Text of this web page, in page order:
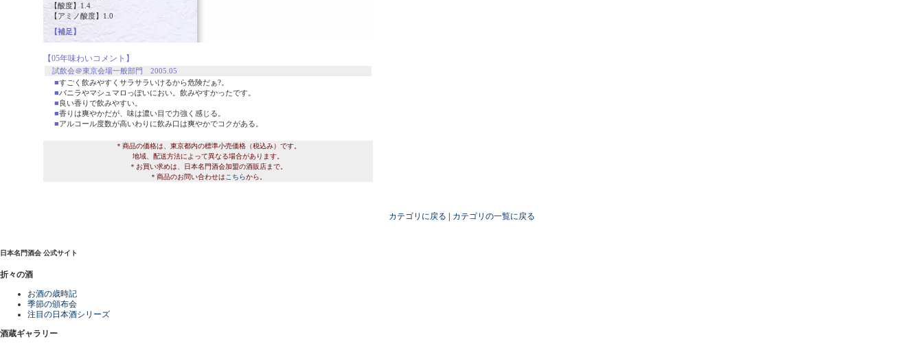
【酸度】1.4
【アミノ酸度】1.0
【補足】
【05年味わいコメント】
試飲会＠東京会場一般部門 2005.05
■すごく飲みやすくサラサラいけるから危険だぁ?。
■バニラやマシュマロっぽいにおい。飲みやすかったです。
■良い香りで飲みやすい。
■香りは爽やかだが、味は濃い目で力強く感じる。
■アルコール度数が高いわりに飲み口は爽やかでコクがある。
＊商品の価格は、東京都内の標準小売価格（税込み）です。
地域、配送方法によって異なる場合があります。
＊お買い求めは、日本名門酒会加盟の酒販店まで。
＊商品のお問い合わせは こちらから。
カテゴリに戻る カテゴリの一覧に戻る
日本名門酒会 公式サイト
折々の酒
お酒の歳時記
季節の頒布会
注目の日本酒シリーズ
酒蔵ギャラリー